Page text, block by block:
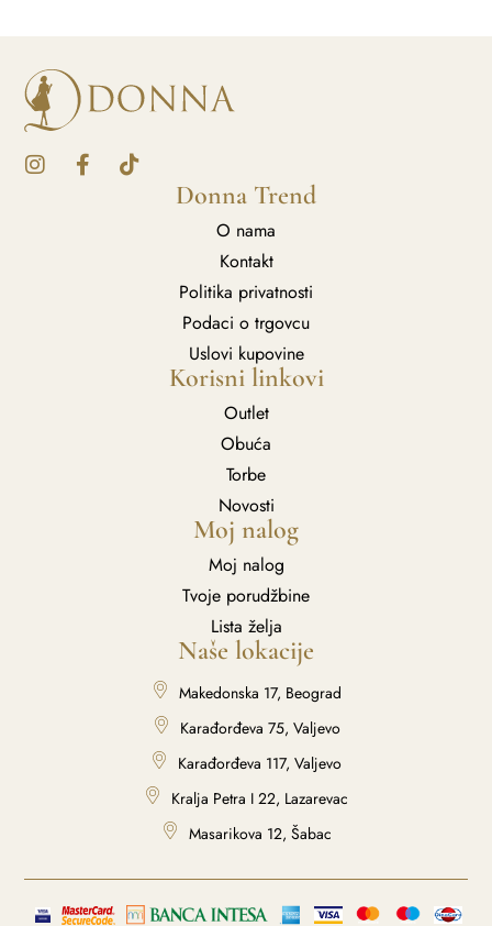
Donna Trend
O nama
Kontakt
Politika privatnosti
Podaci o trgovcu
Uslovi kupovine
Korisni linkovi
Outlet
Obuća
Torbe
Novosti
Moj nalog
Moj nalog
Tvoje porudžbine
Lista želja
Naše lokacije
Makedonska 17, Beograd
Karađorđeva 75, Valjevo
Karađorđeva 117, Valjevo
Kralja Petra I 22, Lazarevac
Masarikova 12, Šabac